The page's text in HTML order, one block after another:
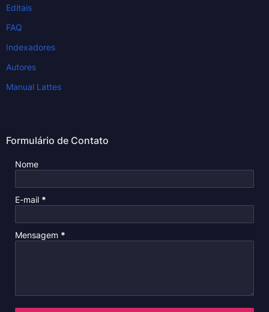
Editais
FAQ
Indexadores
Autores
Manual Lattes
Formulário de Contato
Nome
E-mail *
Mensagem *